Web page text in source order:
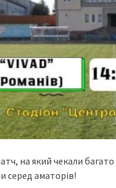
на який чекали
серед аматорів!